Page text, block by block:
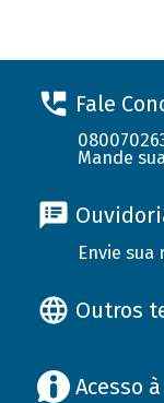
Fale
Mande
Envie sua
Outros
Acesso